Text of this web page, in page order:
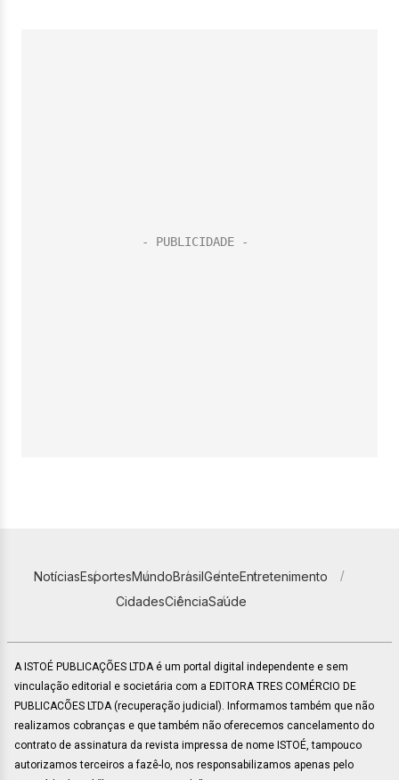
NotíciasEsportesMundoBrasilGenteEntretenimento
CidadesCiênciaSaúde
A ISTOÉ PUBLICAÇÕES LTDA é um portal digital independente e sem
vinculação editorial e societária com a EDITORA TRES COMÉRCIO DE
PUBLICACÕES LTDA (recuperação judicial). Informamos também que não
realizamos cobranças e que também não oferecemos cancelamento do
contrato de assinatura da revista impressa de nome ISTOÉ, tampouco
autorizamos terceiros a fazê-lo, nos responsabilizamos apenas pelo